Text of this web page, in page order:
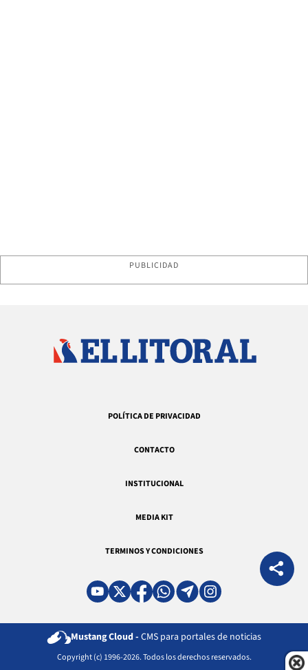
PUBLICIDAD
POLÍTICA DE PRIVACIDAD
CONTACTO
INSTITUCIONAL
MEDIA KIT
TERMINOS Y CONDICIONES
Mustang Cloud - CMS para portales de noticias
Copyright (c) 1996-2026. Todos los derechos reservados.